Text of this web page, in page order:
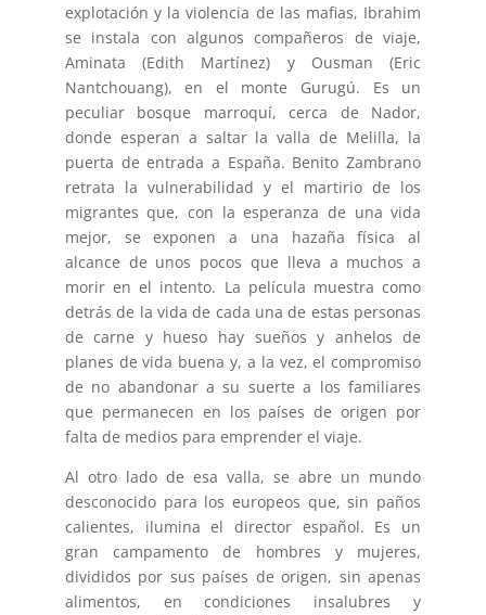
explotación y la violencia de las mafias, Ibrahim
se instala con algunos compañeros de viaje,
Aminata (Edith Martínez) y Ousman (Eric
Nantchouang), en el monte Gurugú. Es un
peculiar bosque marroquí, cerca de Nador,
donde esperan a saltar la valla de Melilla, la
puerta de entrada a España. Benito Zambrano
retrata la vulnerabilidad y el martirio de los
migrantes que, con la esperanza de una vida
mejor, se exponen a una hazaña física al
alcance de unos pocos que lleva a muchos a
morir en el intento. La película muestra como
detrás de la vida de cada una de estas personas
de carne y hueso hay sueños y anhelos de
planes de vida buena y, a la vez, el compromiso
de no abandonar a su suerte a los familiares
que permanecen en los países de origen por
falta de medios para emprender el viaje.
Al otro lado de esa valla, se abre un mundo
desconocido para los europeos que, sin paños
calientes, ilumina el director español. Es un
gran campamento de hombres y mujeres,
divididos por sus países de origen, sin apenas
alimentos, en condiciones insalubres y